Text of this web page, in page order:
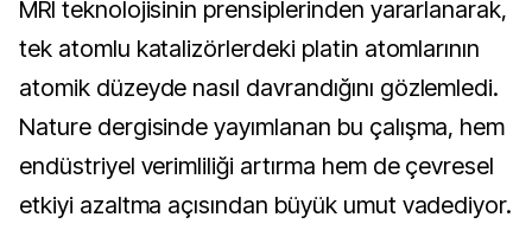
MRI teknolojisinin prensiplerinden yararlanarak,
tek atomlu katalizörlerdeki platin atomlarının
atomik düzeyde nasıl davrandığını gözlemledi.
Nature dergisinde yayımlanan bu çalışma, hem
endüstriyel verimliliği artırma hem de çevresel
etkiyi azaltma açısından büyük umut vadediyor.